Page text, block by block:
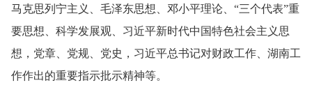
马克思列宁主义、毛泽东思想、邓小平理论、“三个代表”重
要思想、科学发展观、习近平新时代中国特色社会主义思
想，党章、党规、党史，习近平总书记对财政工作、湖南工
作作出的重要指示批示精神等。